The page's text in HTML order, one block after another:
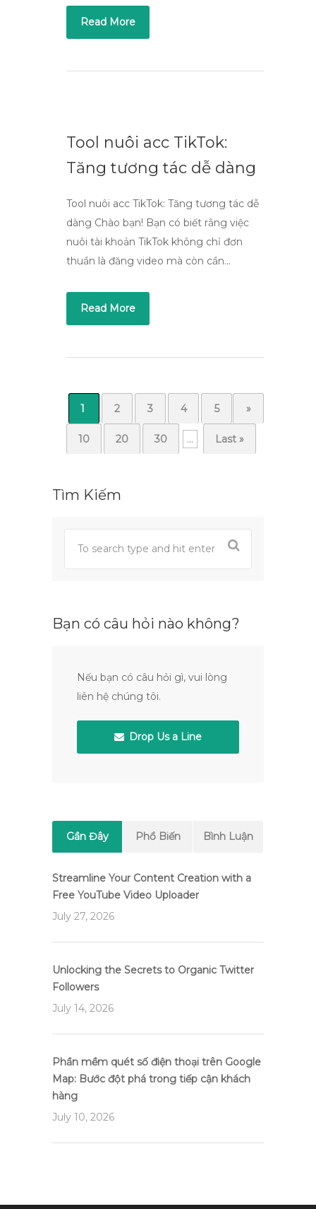
Read More
Tool nuôi acc TikTok:
Tăng tương tác dễ dàng
Tool nuôi acc TikTok: Tăng tương tác dễ
dàng Chào bạn! Bạn có biết rằng việc
nuôi tài khoản TikTok không chỉ đơn
thuần là đăng video mà còn cần…
Read More
1 2 3 4 5
10 20 30 ...
»
Last »
Tìm Kiếm
Bạn có câu hỏi nào không?
Nếu bạn có câu hỏi gì, vui lòng
liên hệ chúng tôi.
Drop Us a Line
Gần Đây Phổ Biến Bình Luận
Streamline Your Content Creation with a
Free YouTube Video Uploader
July 27, 2026
Unlocking the Secrets to Organic Twitter
Followers
July 14, 2026
Phần mềm quét số điện thoại trên Google
Map: Bước đột phá trong tiếp cận khách
hàng
July 10, 2026